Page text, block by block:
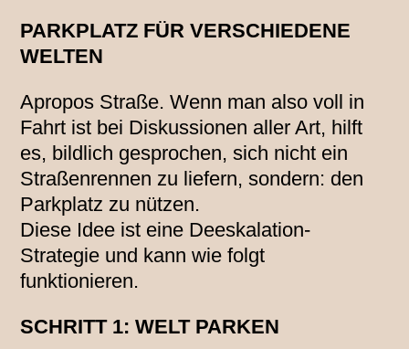
PARKPLATZ FÜR VERSCHIEDENE
WELTEN
Apropos Straße. Wenn man also voll in
Fahrt ist bei Diskussionen aller Art, hilft
es, bildlich gesprochen, sich nicht ein
Straßenrennen zu liefern, sondern: den
Parkplatz zu nützen.
Diese Idee ist eine Deeskalation-
Strategie und kann wie folgt
funktionieren.
SCHRITT 1: WELT PARKEN